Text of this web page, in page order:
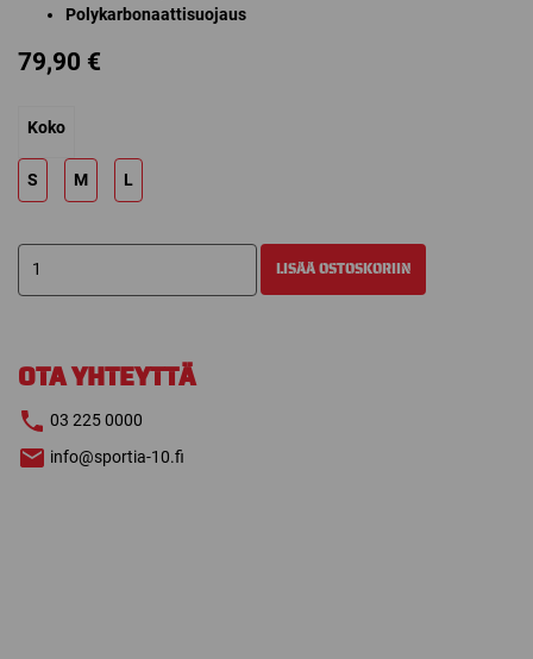
Polykarbonaattisuojaus
79,90 €
Koko
S M L
BAUER
VISIIRI+VERKKO
LISÄÄ OSTOSKORIIN
OTA YHTEYTTÄ
03 225 0000
info@sportia-10.fi